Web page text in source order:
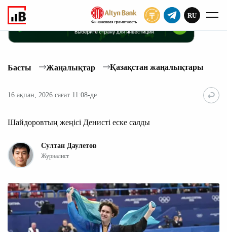
ЖАЗЫЛУ
RU
Басты Жаңалықтар Қазақстан жаңалықтары
16 ақпан, 2026 сағат 11:08-де
Шайдоровтың жеңісі Денисті еске салды
Султан Даулетов
Журналист